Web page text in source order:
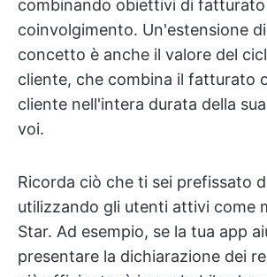
combinando obiettivi di fatturato
coinvolgimento. Un'estensione
concetto è anche il valore del
cliente, che combina il fatturato
cliente nell'intera durata della
voi.
Ricorda ciò che ti sei prefissato
utilizzando gli utenti attivi come
Star. Ad esempio, se la tua app
presentare la dichiarazione dei